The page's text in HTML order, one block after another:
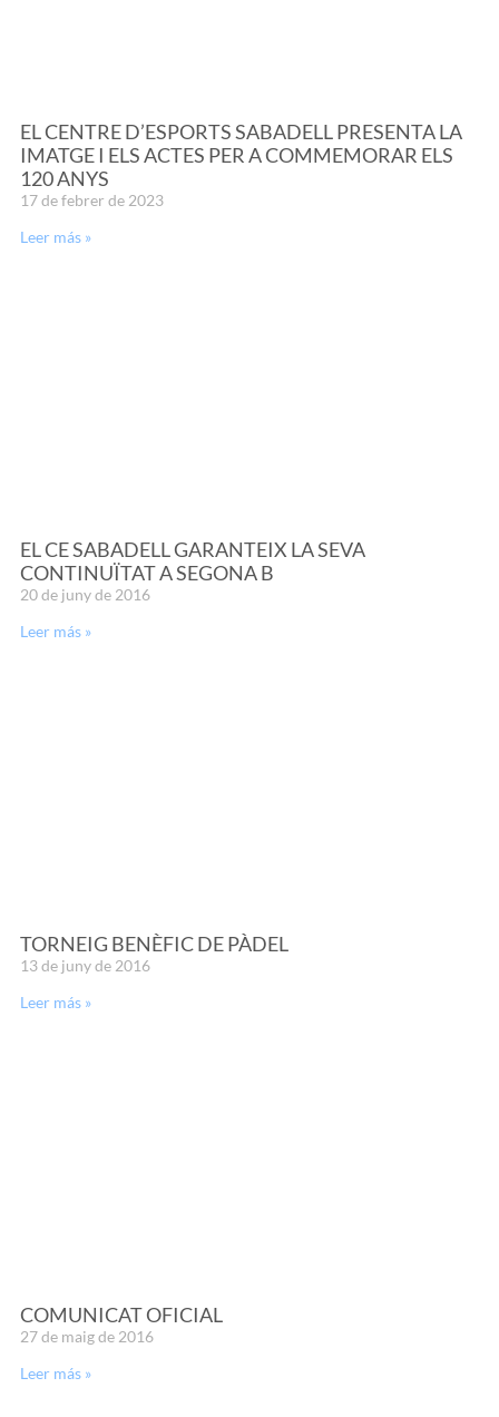
EL CENTRE D’ESPORTS SABADELL PRESENTA LA
IMATGE I ELS ACTES PER A COMMEMORAR ELS
120 ANYS
17 de febrer de 2023
Leer más »
EL CE SABADELL GARANTEIX LA SEVA
CONTINUÏTAT A SEGONA B
20 de juny de 2016
Leer más »
TORNEIG BENÈFIC DE PÀDEL
13 de juny de 2016
Leer más »
COMUNICAT OFICIAL
27 de maig de 2016
Leer más »